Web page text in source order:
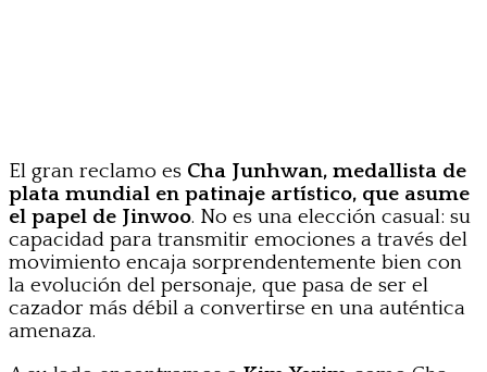
El gran reclamo es Cha Junhwan, medallista de
plata mundial en patinaje artístico, que asume
el papel de Jinwoo. No es una elección casual: su
capacidad para transmitir emociones a través del
movimiento encaja sorprendentemente bien con
la evolución del personaje, que pasa de ser el
cazador más débil a convertirse en una auténtica
amenaza.